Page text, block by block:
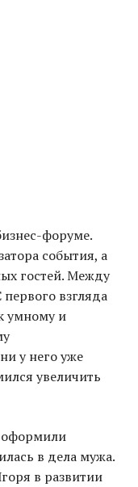
форуме.
события, а
гостей. Между
взгляда
умному и
у него уже
увеличить
оформили
в дела мужа.
в развитии